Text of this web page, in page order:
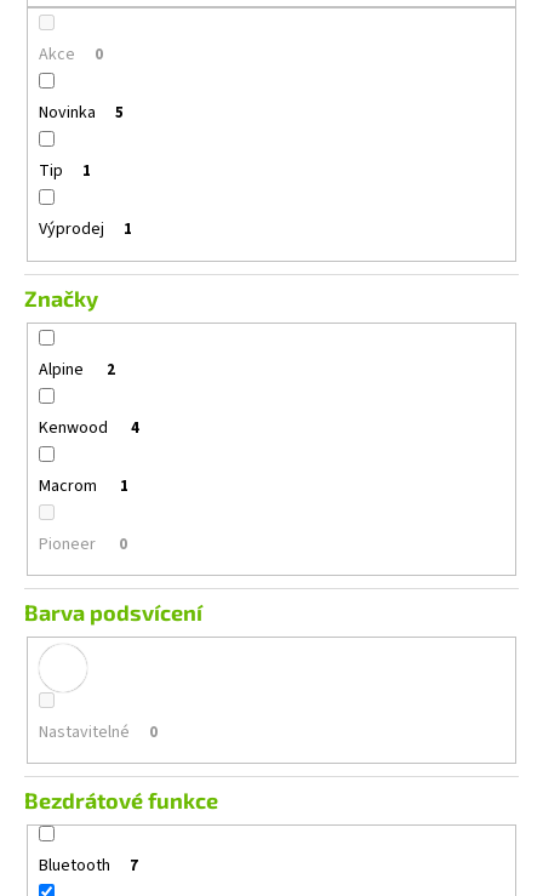
Akce 0
Novinka 5
Tip 1
Výprodej 1
Značky
Alpine 2
Kenwood 4
Macrom 1
Pioneer 0
Barva podsvícení
Nastavitelné 0
Bezdrátové funkce
Bluetooth 7
m
ALPINE
S2-
3
490
Kč
Původně:
990
Kč